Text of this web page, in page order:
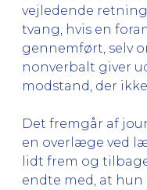
vejledende
tvang, hvis en
gennemført, selv
nonverbalt giver
modstand, der
Det fremgår af
en overlæge ved
lidt frem og
endte med, at